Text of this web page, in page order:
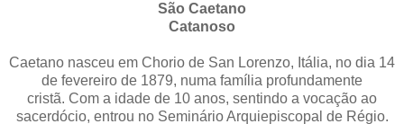
São Caetano
Catanoso
Caetano nasceu em Chorio de San Lorenzo, Itália, no dia 14
de fevereiro de 1879, numa família profundamente
cristã. Com a idade de 10 anos, sentindo a vocação ao
sacerdócio, entrou no Seminário Arquiepiscopal de Régio.